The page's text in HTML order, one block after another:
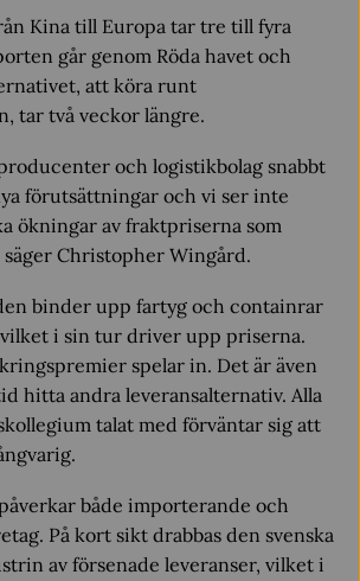
Kina till Europa tar tre till fyra
går genom Röda havet och
att köra runt
tar två veckor längre.
och logistikbolag snabbt
förutsättningar och vi ser inte
ökningar av fraktpriserna som
Christopher Wingård.
binder upp fartyg och containrar
i sin tur driver upp priserna.
spelar in. Det är även
hitta andra leveransalternativ. Alla
talat med förväntar sig att
både importerande och
På kort sikt drabbas den svenska
av försenade leveranser, vilket i